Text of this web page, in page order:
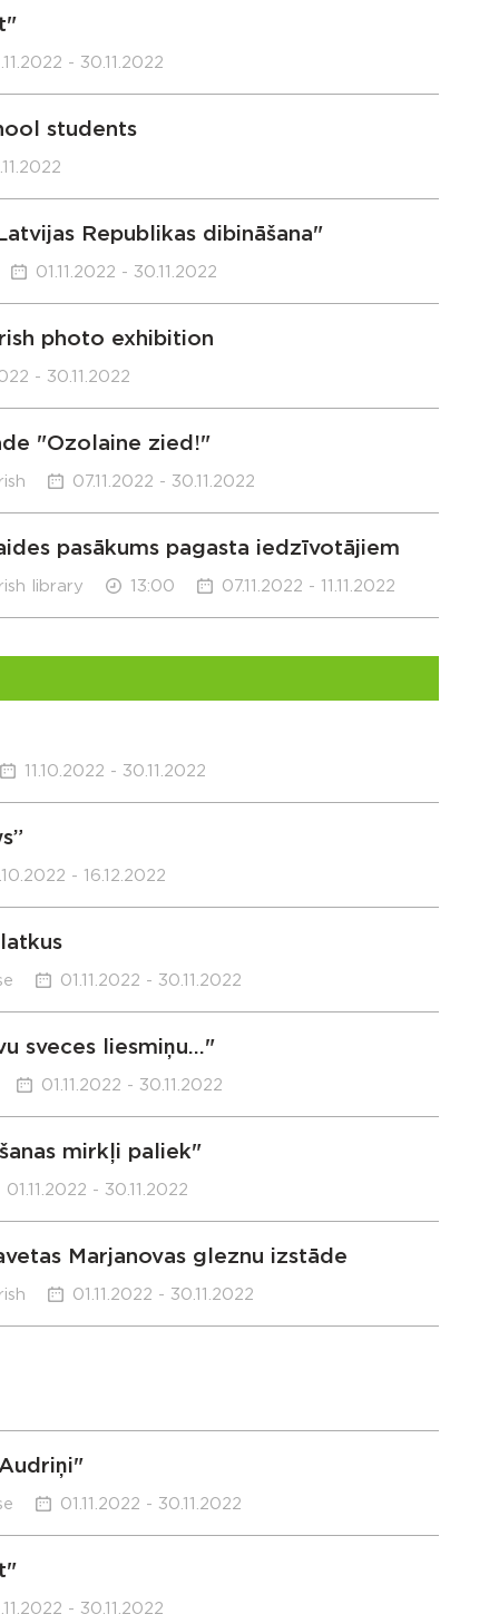
- 30.11.2022
students
Republikas dibināšana"
01.11.2022 - 30.11.2022
photo exhibition
- 30.11.2022
"Ozolaine zied!"
07.11.2022 - 30.11.2022
pasākums pagasta iedzīvotājiem
library 13:00 07.11.2022 - 11.11.2022
11.10.2022 - 30.11.2022
- 16.12.2022
01.11.2022 - 30.11.2022
sveces liesmiņu..."
01.11.2022 - 30.11.2022
mirkļi paliek"
01.11.2022 - 30.11.2022
Marjanovas gleznu izstāde
01.11.2022 - 30.11.2022
01.11.2022 - 30.11.2022
- 30.11.2022